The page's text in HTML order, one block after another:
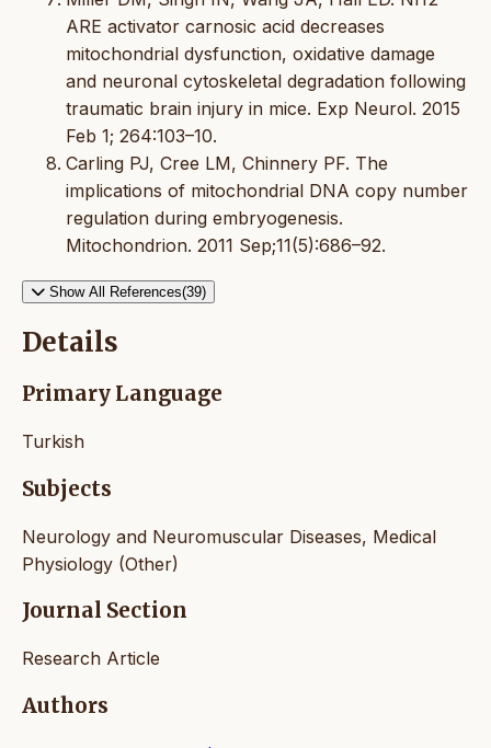
ARE activator carnosic acid decreases
mitochondrial dysfunction, oxidative damage
and neuronal cytoskeletal degradation following
traumatic brain injury in mice. Exp Neurol. 2015
Feb 1; 264:103–10.
Carling PJ, Cree LM, Chinnery PF. The
implications of mitochondrial DNA copy number
regulation during embryogenesis.
Mitochondrion. 2011 Sep;11(5):686–92.
Show All References(39)
Details
Primary Language
Turkish
Subjects
Neurology and Neuromuscular Diseases, Medical
Physiology (Other)
Journal Section
Research Article
Authors